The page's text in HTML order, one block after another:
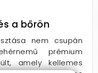
a bőrön
nem csupán
prémium
amely kellemes